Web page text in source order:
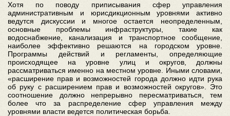
Хотя по поводу приписывания сфер управления
административным и юрисдикционным уровнями активно
ведутся дискуссии и многое остается неопределенным,
основные проблемы инфраструктуры, такие как
водоснабжение, канализация и транспортное сообщение,
наиболее эффективно решаются на городском уровне.
Программы действий и регламенты, определяющие
происходящее на уровне улиц и округов, должны
рассматриваться именно на местном уровне. Иными словами,
«расширение прав и возможностей города должно идти рука
об руку с расширением прав и возможностей округов». Это
соотношение должно непрерывно пересматриваться, тем
более что за распределение сфер управления между
уровнями власти ведется политическая борьба.